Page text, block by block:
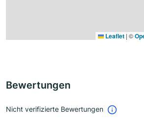
Leaflet | ©
Bewertungen
Nicht verifizierte Bewertungen